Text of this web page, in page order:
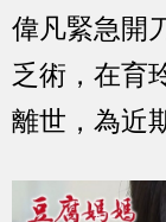
偉凡緊急開
乏術，在育
離世，為近